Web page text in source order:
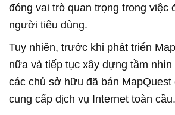
đóng vai trò quan trọng trong việc
người tiêu dùng.
Tuy nhiên, trước khi phát triển
nữa và tiếp tục xây dựng tầm nhìn
các chủ sở hữu đã bán MapQuest
cung cấp dịch vụ Internet toàn cầu.